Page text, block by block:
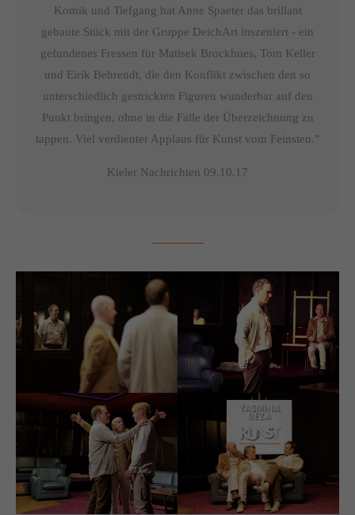
Komik und Tiefgang hat Anne Spaeter das brillant
gebaute Stück mit der Gruppe DeichArt inszeniert - ein
gefundenes Fressen für Matisek Brockhues, Tom Keller
und Eirik Behrendt, die den Konflikt zwischen den so
unterschiedlich gestrickten Figuren wunderbar auf den
Punkt bringen, ohne in die Falle der Überzeichnung zu
tappen. Viel verdienter Applaus für Kunst vom Feinsten."
Kieler Nachrichten 09.10.17